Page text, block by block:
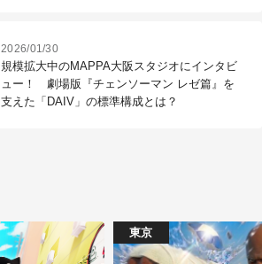
2026/01/30
規模拡大中のMAPPA大阪スタジオにインタビ
ュー！ 劇場版『チェンソーマン レゼ篇』を
支えた「DAIV」の標準構成とは？
東京